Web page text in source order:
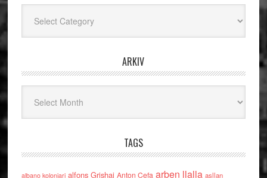
ARKIV
TAGS
albano kolonjari alfons Grishaj Anton Cefa arben llalla asllan